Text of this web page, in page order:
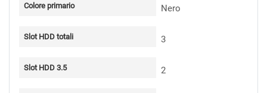
Colore primario Nero
Slot HDD totali 3
Slot HDD 3.5 2